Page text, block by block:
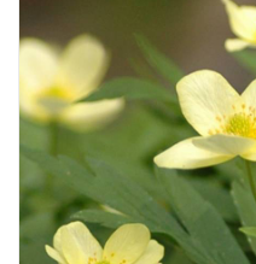
Schaduwplanten
Aanbiedingen
Bodemverbetering
Overige producten